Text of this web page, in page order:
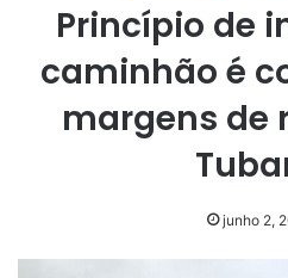
Princípio de
caminhão é
margens de
junho 2,